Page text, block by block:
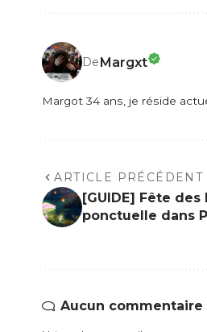
DeMargxt
Margot 34 ans, je réside
ARTICLE PRÉCÉDENT
[GUIDE] Fête
ponctuelle dans
Aucun commentaire